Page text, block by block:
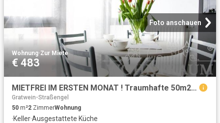
Foto anschauen
Wohnung·Zur Miete
€ 483
MIETFREI IM ERSTEN MONAT ! Traumhafte 50m2 Wohnung + Parkplatz
Gratwein-Straßengel
50 m²2 ZimmerWohnung
·Keller·Ausgestattete Küche